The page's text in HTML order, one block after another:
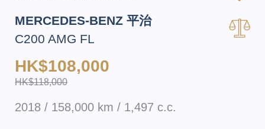
MERCEDES-BENZ 平治
C200 AMG FL
HK$108,000
HK$118,000
2018 / 158,000 km / 1,497 c.c.